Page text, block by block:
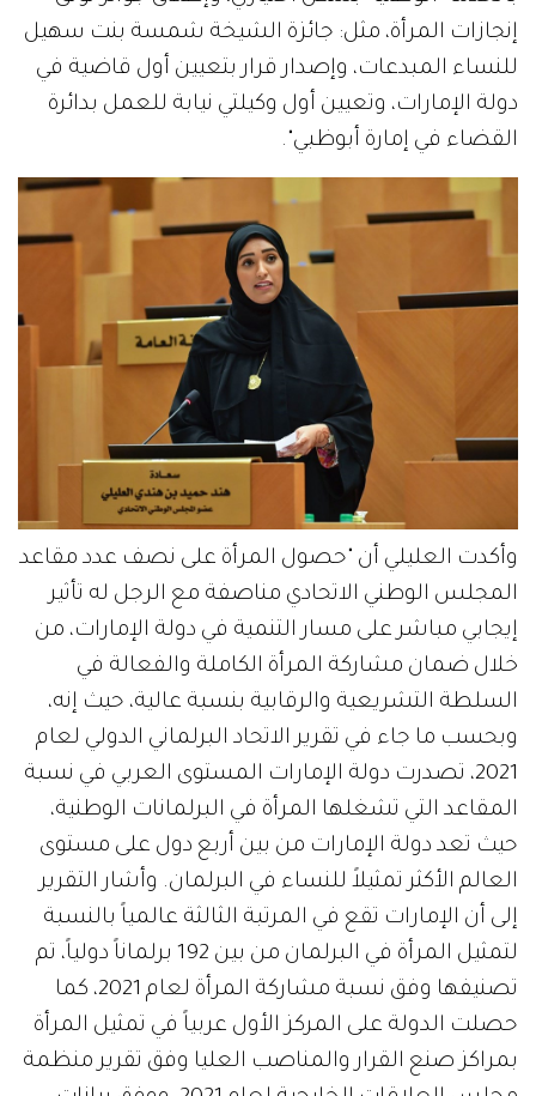
إنجازات المرأة، مثل: جائزة الشيخة شمسة بنت سهيل
للنساء المبدعات، وإصدار قرار بتعيين أول قاضية في
دولة الإمارات، وتعيين أول وكيلتي نيابة للعمل بدائرة
القضاء في إمارة أبوظبي".
وأكدت العليلي أن "حصول المرأة على نصف عدد مقاعد
المجلس الوطني الاتحادي مناصفة مع الرجل له تأثير
إيجابي مباشر على مسار التنمية في دولة الإمارات، من
خلال ضمان مشاركة المرأة الكاملة والفعالة في
السلطة التشريعية والرقابية بنسبة عالية، حيث إنه،
وبحسب ما جاء في تقرير الاتحاد البرلماني الدولي لعام
2021، تصدرت دولة الإمارات المستوى العربي في نسبة
المقاعد التي تشغلها المرأة في البرلمانات الوطنية،
حيث تعد دولة الإمارات من بين أربع دول على مستوى
العالم الأكثر تمثيلاً للنساء في البرلمان. وأشار التقرير
إلى أن الإمارات تقع في المرتبة الثالثة عالمياً بالنسبة
لتمثيل المرأة في البرلمان من بين 192 برلماناً دولياً، تم
تصنيفها وفق نسبة مشاركة المرأة لعام 2021، كما
حصلت الدولة على المركز الأول عربياً في تمثيل المرأة
بمراكز صنع القرار والمناصب العليا وفق تقرير منظمة